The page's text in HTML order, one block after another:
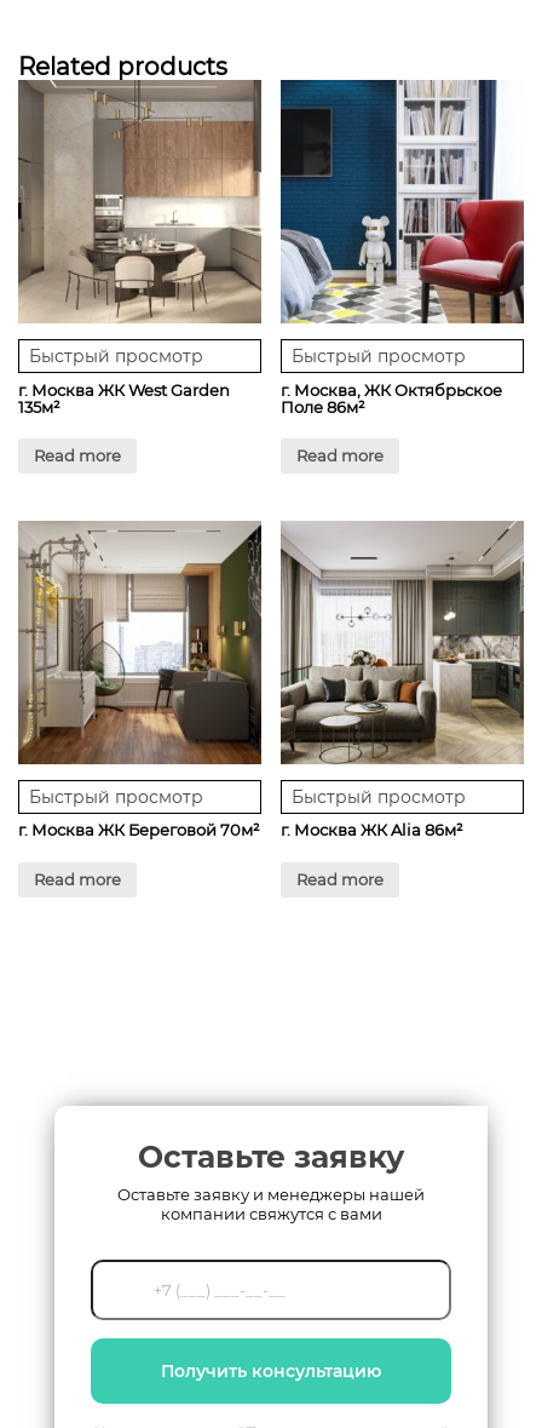
Related products
Быстрый просмотр
г. Москва ЖК West Garden
135м²
Read more
Быстрый просмотр
г. Москва, ЖК Октябрьское
Поле 86м²
Read more
Быстрый просмотр
г. Москва ЖК Береговой 70м²
Read more
Быстрый просмотр
г. Москва ЖК Alia 86м²
Read more
Оставьте заявку
Оставьте заявку и менеджеры нашей
компании свяжутся с вами
Получить консультацию